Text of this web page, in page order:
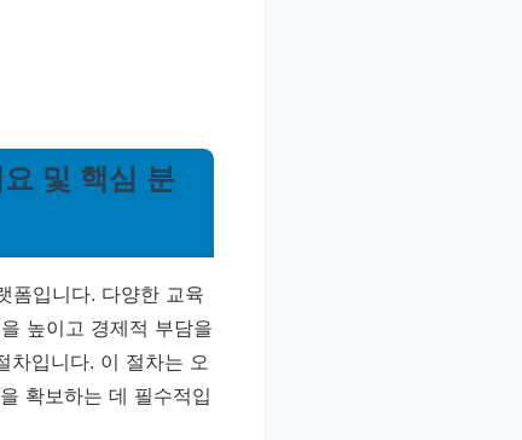
및 핵심 분
폼입니다. 다양한 교육
높이고 경제적 부담을
차입니다. 이 절차는 오
확보하는 데 필수적입